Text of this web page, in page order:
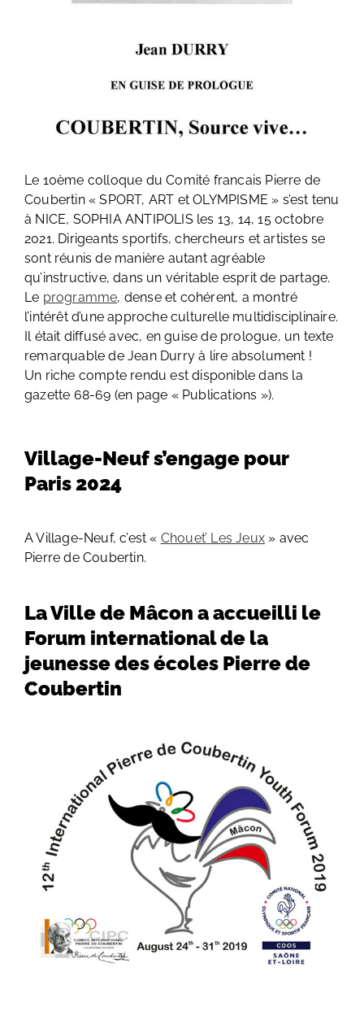
Le 10ème colloque du Comité francais Pierre de
Coubertin « SPORT, ART et OLYMPISME » s’est tenu
à NICE, SOPHIA ANTIPOLIS les 13, 14, 15 octobre
2021. Dirigeants sportifs, chercheurs et artistes se
sont réunis de manière autant agréable
qu’instructive, dans un véritable esprit de partage.
Le programme, dense et cohérent, a montré
l’intérêt d’une approche culturelle multidisciplinaire.
Il était diffusé avec, en guise de prologue, un texte
remarquable de Jean Durry à lire absolument !
Un riche compte rendu est disponible dans la
gazette 68-69 (en page « Publications »).
Village-Neuf s’engage pour
Paris 2024
A Village-Neuf, c’est « Chouet’ Les Jeux» avec
Pierre de Coubertin.
La Ville de Mâcon a accueilli le
Forum international de la
jeunesse des écoles Pierre de
Coubertin